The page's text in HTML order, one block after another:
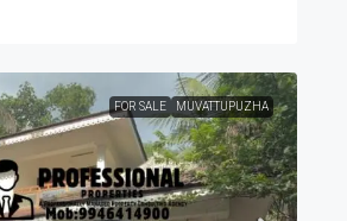
FOR SALE MUVATTUPUZHA